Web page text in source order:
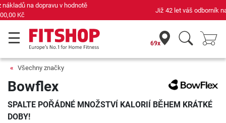
Již 42 let váš odborník na domácí fitness
69x
Všechny značky
Bowflex
SPALTE POŘÁDNÉ MNOŽSTVÍ KALORIÍ BĚHEM KRÁTKÉ
DOBY!